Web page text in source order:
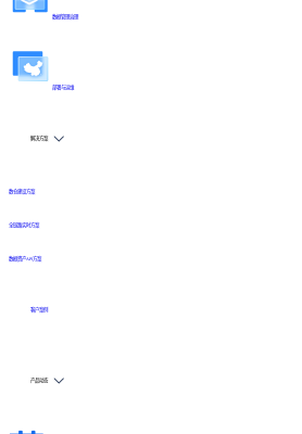
数据管理治理
部署与运维
解决方案
数仓建设方案
全链路实时方案
数据资产API方案
客户案例
产品动态